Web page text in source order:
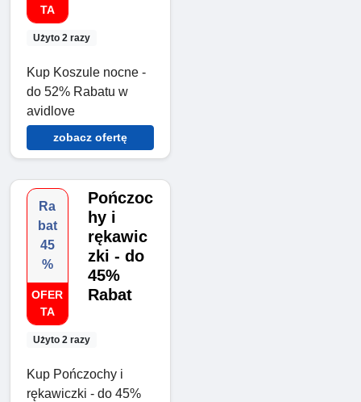
TA
Użyto 2 razy
Kup Koszule nocne -
do 52% Rabatu w
avidlove
zobacz ofertę
Ra
bat
45
%
OFER
TA
Użyto 2 razy
Pończoc
hy i
rękawic
zki - do
45%
Rabat
Kup Pończochy i
rękawiczki - do 45%